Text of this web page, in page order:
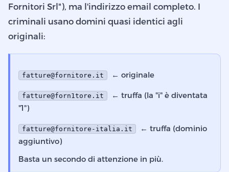
Fornitori Srl"), ma l'indirizzo email completo. I
criminali usano domini quasi identici agli
originali:
fatture@fornitore.it ← originale
fatture@forn1tore.it
← truffa (la "i" è diventata
"1")
fatture@fornitore-italia.it
← truffa (dominio
aggiuntivo)
Basta un secondo di attenzione in più.